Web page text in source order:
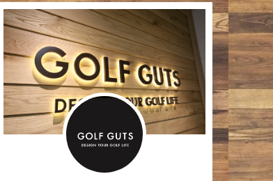
東京打ちっ放しゴルフデート
都内でゴルフデートにおすすめ
の練習場７選
2019年7月23日
ZOZOチャンピオンシップ
１賞金配分一覧 松山の優
金は？
2021年10月24日